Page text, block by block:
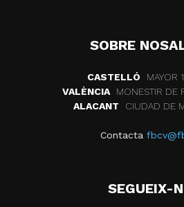
SOBRE
CASTELLÓ
MAYOR
VALÈNCIA
MONESTIR DE
ALACANT
CIUDAD DE
Contacta
SEGUEIX-